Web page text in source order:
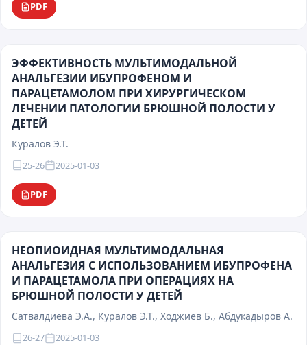
PDF
ЭФФЕКТИВНОСТЬ МУЛЬТИМОДАЛЬНОЙ
АНАЛЬГЕЗИИ ИБУПРОФЕНОМ И
ПАРАЦЕТАМОЛОМ ПРИ ХИРУРГИЧЕСКОМ
ЛЕЧЕНИИ ПАТОЛОГИИ БРЮШНОЙ ПОЛОСТИ У
ДЕТЕЙ
Куралов Э.Т.
25-26 2025-01-03
PDF
НЕОПИОИДНАЯ МУЛЬТИМОДАЛЬНАЯ
АНАЛЬГЕЗИЯ С ИСПОЛЬЗОВАНИЕМ ИБУПРОФЕНА
И ПАРАЦЕТАМОЛА ПРИ ОПЕРАЦИЯХ НА
БРЮШНОЙ ПОЛОСТИ У ДЕТЕЙ
Сатвалдиева Э.А., Куралов Э.Т., Ходжиев Б., Абдукадыров А.
26-27 2025-01-03